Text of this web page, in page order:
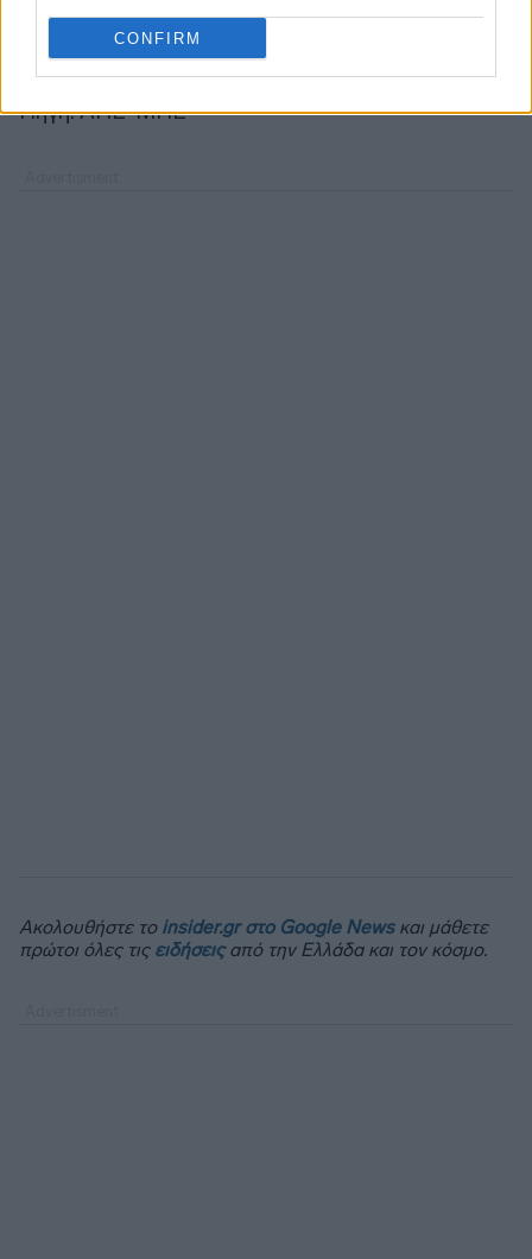
CONFIRM
τεχνολογίας, αξιοποιώντας το αυξημένο
επενδυτικό ενδιαφέρον στον τομέα της άμυνας.
Πηγή: ΑΠΕ-ΜΠΕ
Ακολουθήστε το insider.gr στο Google Newsκαι μάθετε
πρώτοι όλες τις ειδήσειςαπό την Ελλάδα και τον κόσμο.